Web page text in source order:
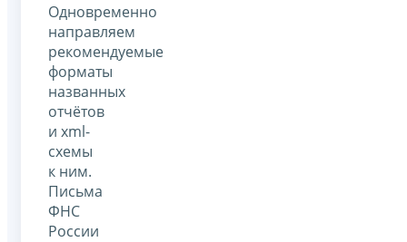
Одновременно
направляем
рекомендуемые
форматы
названных
отчётов
и xml-
схемы
к ним.
Письма
ФНС
России